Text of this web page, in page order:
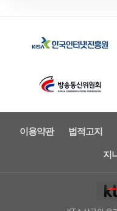
필요로 하는 정보
회사는 이용자들이 회
가입하실 때 서비스 제
위해 선별적으로 개인
그러나, 이용자의 기본
개인정보(인종 및 민족
수집하지 않으며 부득
이용약관 법적고지
지